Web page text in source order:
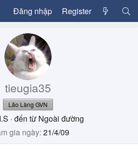
Đăng nhập Register
tieugia35
Lão Làng GVN
· đến từ Ngoài đường
gia ngày 21/4/09